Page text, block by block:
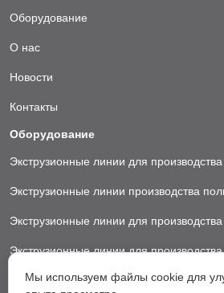
Оборудование
О нас
Новости
Контакты
Оборудование
Экструзионные линии для
Экструзионные линии производства
Экструзионные линии для
Экструзионные линии для
Экструзионные линии для производства
Мы используем файлы cookie для